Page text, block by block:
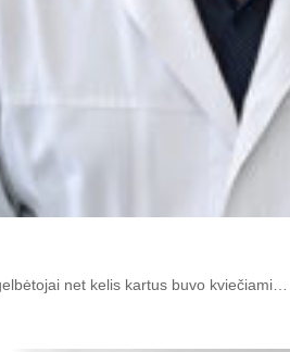
net kelis kartus buvo kviečiami…